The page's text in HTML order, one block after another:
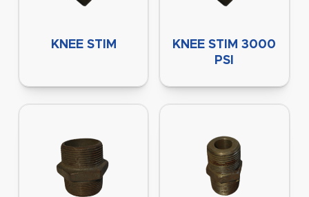
KNEE STIM
KNEE STIM 3000
PSI